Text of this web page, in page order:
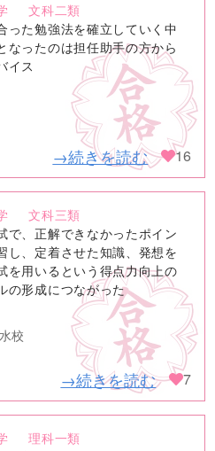
文科二類
った勉強法を確立していく中
なったのは担任助手の方から
イス
→続きを読む 16
文科三類
で、正解できなかったポイン
し、定着させた知識、発想を
を用いるという得点力向上の
の形成につながった
校
→続きを読む 7
理科一類